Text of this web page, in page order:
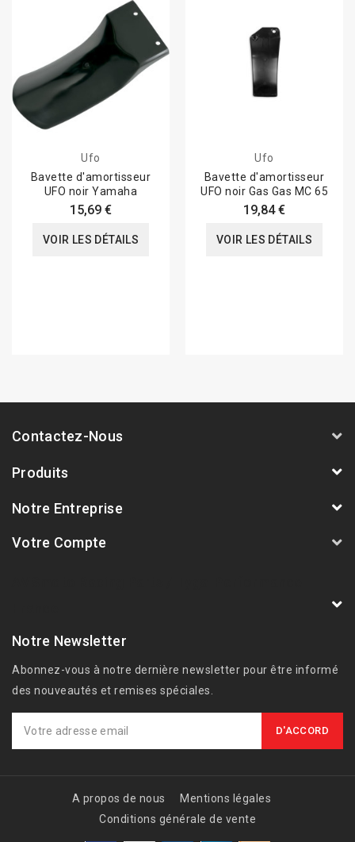
Ufo
Bavette d'amortisseur
UFO noir Yamaha
15,69 €
VOIR LES DÉTAILS
Ufo
Bavette d'amortisseur
UFO noir Gas Gas MC 65
19,84 €
VOIR LES DÉTAILS
Contactez-Nous
Produits
Notre Entreprise
Votre Compte
Notre Newsletter
Abonnez-vous à notre dernière newsletter pour être informé
des nouveautés et remises spéciales.
A propos de nous
Mentions légales
Conditions générale de vente